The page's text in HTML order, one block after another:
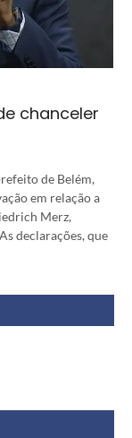
chanceler
de Belém,
em relação a
Merz,
declarações, que